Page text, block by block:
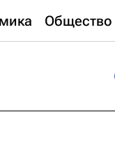
Общество